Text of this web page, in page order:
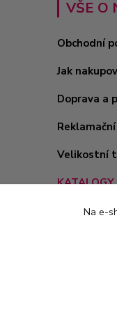
VŠE O
Obchodní
Jak
Doprava a
Velikostní
Na e-